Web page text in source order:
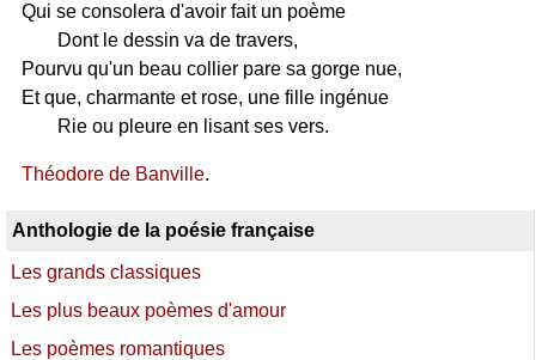
Qui se consolera d'avoir fait un poème
Dont le dessin va de travers,
Pourvu qu'un beau collier pare sa gorge nue,
Et que, charmante et rose, une fille ingénue
Rie ou pleure en lisant ses vers.
Théodore de Banville.
Anthologie de la poésie française
Les grands classiques
Les plus beaux poèmes d'amour
Les poèmes romantiques